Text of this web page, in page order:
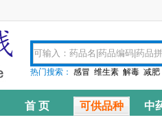
热门搜索：感冒 维生素 解毒 减肥
首 页 可供品种
中